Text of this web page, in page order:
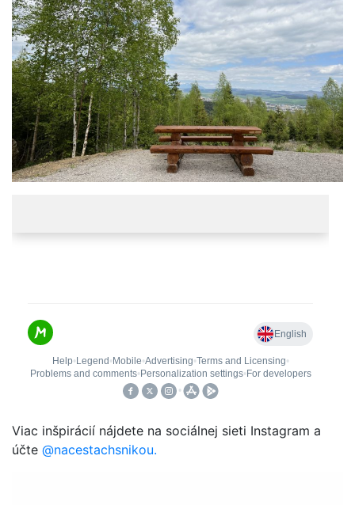
Viac inšpirácií nájdete na sociálnej sieti Instagram a
účte @nacestachsnikou.